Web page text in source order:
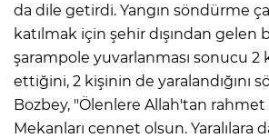
da dile getirdi. Yangın söndürme
katılmak için şehir dışından gelen
şarampole yuvarlanması sonucu 2
ettiğini, 2 kişinin de yaralandığını
Bozbey, "Ölenlere Allah'tan
Mekanları cennet olsun. Yaralılara